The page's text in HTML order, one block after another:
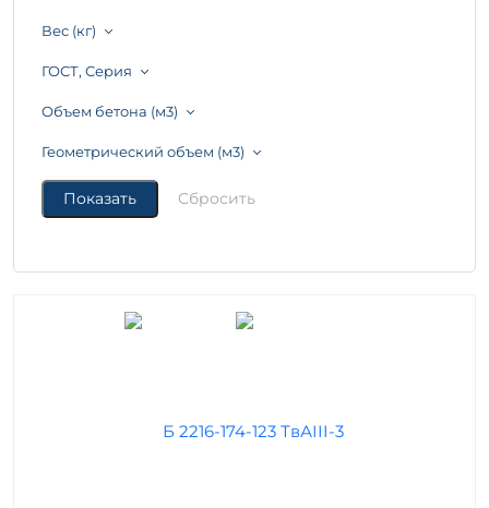
Вес (кг)
ГОСТ, Серия
Объем бетона (м3)
Геометрический объем (м3)